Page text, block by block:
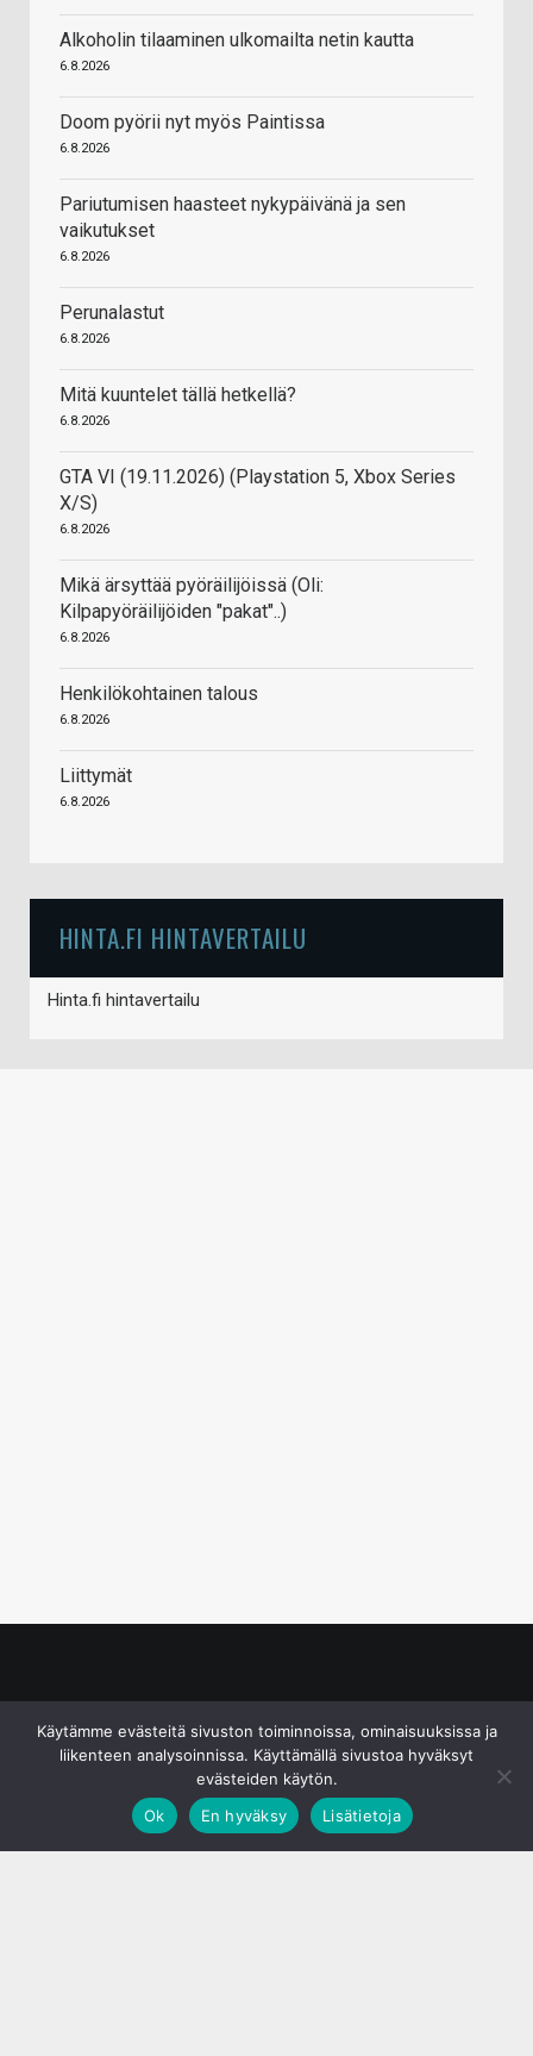
Alkoholin tilaaminen ulkomailta netin kautta
6.8.2026
Doom pyörii nyt myös Paintissa
6.8.2026
Pariutumisen haasteet nykypäivänä ja sen
vaikutukset
6.8.2026
Perunalastut
6.8.2026
Mitä kuuntelet tällä hetkellä?
6.8.2026
GTA VI (19.11.2026) (Playstation 5, Xbox Series
X/S)
6.8.2026
Mikä ärsyttää pyöräilijöissä (Oli:
Kilpapyöräilijöiden "pakat"..)
6.8.2026
Henkilökohtainen talous
6.8.2026
Liittymät
6.8.2026
HINTA.FI HINTAVERTAILU
Hinta.fi hintavertailu
Käytämme evästeitä sivuston toiminnoissa, ominaisuuksissa ja
liikenteen analysoinnissa. Käyttämällä sivustoa hyväksyt
evästeiden käytön.
Ok
En hyväksy Lisätietoja